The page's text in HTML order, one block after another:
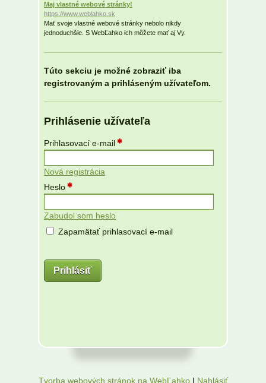
Maj vlastné webové stránky!
https://www.weblahko.sk
Mať svoje vlastné webové stránky nebolo nikdy
jednoduchšie. S WebĽahko ich môžete mať aj Vy.
Túto sekciu je možné zobraziť iba
registrovaným a prihláseným užívateľom.
Prihlásenie užívateľa
Prihlasovací e-mail
Nová registrácia
Heslo
Zabudol som heslo
Zapamätať prihlasovací e-mail
Tvorba webových stránok na WebĽahko| Nahlásiť